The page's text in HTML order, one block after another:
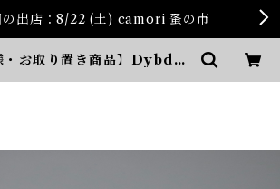
の出店：8/22 (土) camori 蚤の市
・お取り置き商品】Dybdah